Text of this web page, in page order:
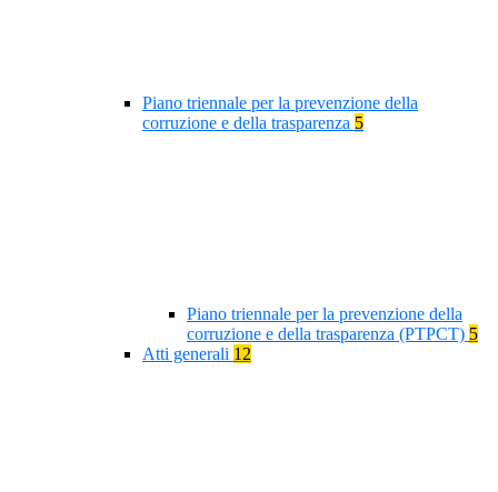
Piano triennale per la prevenzione della
corruzione e della trasparenza 5
Piano triennale per la prevenzione della
corruzione e della trasparenza (PTPCT) 5
Atti generali 12